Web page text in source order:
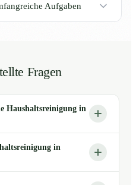
Aufgaben
Fragen
Haushaltsreinigung in
in